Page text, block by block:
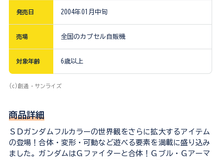
発売日 2004年01月中旬
売場 全国のカプセル自販機
対象年齢 6歳以上
(c)創通・サンライズ
商品詳細
ＳＤガンダムフルカラーの世界観をさらに拡大するアイテム
の登場！合体・変形・可動など遊べる要素を満載に盛り込み
ました。ガンダムはＧファイターと合体！Ｇブル・Ｇアーマ